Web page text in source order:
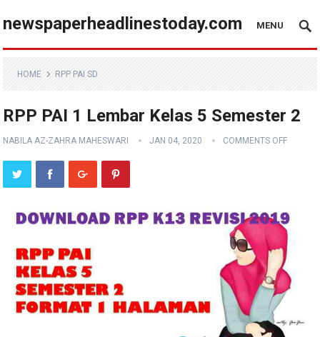
newspaperheadlinestoday.com MENU
HOME RPP PAI SD
RPP PAI 1 Lembar Kelas 5 Semester 2
NABILA AZ-ZAHRA MAHESWARI JAN 04, 2020 COMMENTS OFF